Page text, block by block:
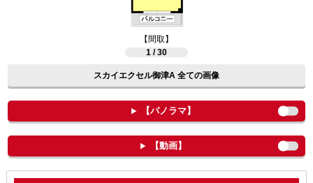
【間取】
1 / 30
スカイエクセル御津A 全ての画像
【パノラマ】
【動画】